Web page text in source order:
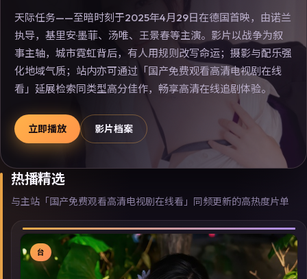
天际任务——至暗时刻于2025年4月29日在德国首映，由诺兰
执导，基里安·墨菲、汤唯、王景春等主演。影片以战争为叙
事主轴，城市霓虹背后，有人用规则改写命运；摄影与配乐强
化地域气质；站内亦可通过「国产免费观看高清电视剧在线
看」延展检索同类型高分佳作，畅享高清在线追剧体验。
立即播放 影片档案
热播精选
与主站「国产免费观看高清电视剧在线看」同频更新的高热度片单
台